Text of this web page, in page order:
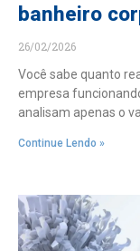
banheiro
26/02/2026
Você sabe quanto
empresa
analisam apenas o
Continue Lendo »